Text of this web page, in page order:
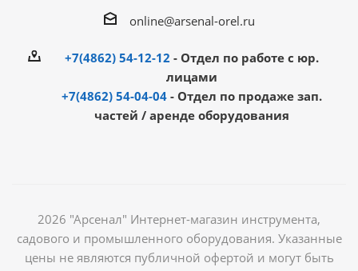
online@arsenal-orel.ru
+7(4862) 54-12-12 - Отдел по работе с юр.
лицами
+7(4862) 54-04-04 - Отдел по продаже зап.
частей / аренде оборудования
2026 "Арсенал" Интернет-магазин инструмента,
садового и промышленного оборудования. Указанные
цены не являются публичной офертой и могут быть